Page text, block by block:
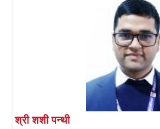
श्री शशी पन्थी